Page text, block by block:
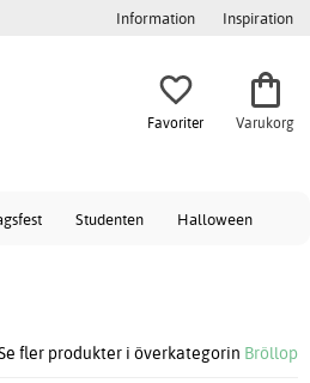
Information Inspiration
Favoriter Varukorg
Studenten Halloween
fler produkter i överkategorin Bröllop